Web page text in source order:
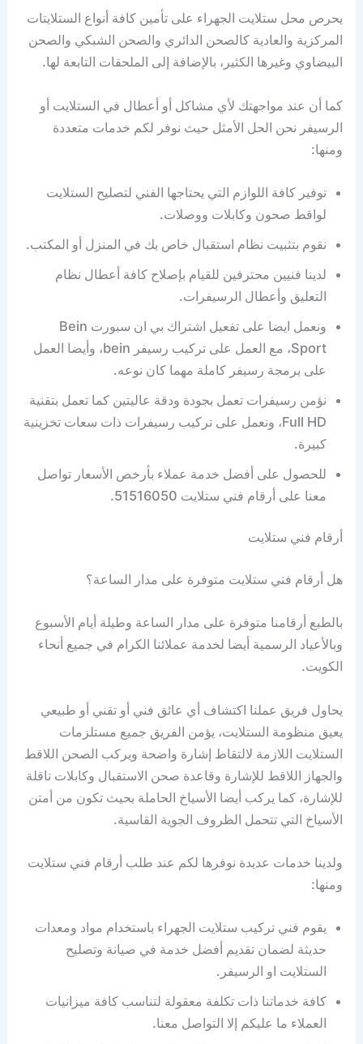
يحرص محل ستلايت الجهراء على تأمين كافة أنواع الستلايتات
المركزية والعادية كالصحن الدائري والصحن الشبكي والصحن
البيضاوي وغيرها الكثير، بالإضافة إلى الملحقات التابعة لها.
كما أن عند مواجهتك لأي مشاكل أو أعطال في الستلايت أو
الرسيفر نحن الحل الأمثل حيث نوفر لكم خدمات متعددة
ومنها:
توفير كافة اللوازم التي يحتاجها الفني لتصليح الستلايت
لواقط صحون وكابلات ووصلات.
نقوم بتثبيت نظام استقبال خاص بك في المنزل أو المكتب.
لدينا فنيين محترفين للقيام بإصلاح كافة أعطال نظام
التعليق وأعطال الرسيفرات.
ونعمل ايضا على تفعيل اشتراك بي ان سبورت Bein
Sport، مع العمل على تركيب رسيفر bein، وأيضا العمل
على برمجة رسيفر كاملة مهما كان نوعه.
نؤمن رسيفرات تعمل بجودة ودقة عاليتين كما تعمل بتقنية
Full HD، ونعمل على تركيب رسيفرات ذات سعات تخزينية
كبيرة.
للحصول على أفضل خدمة عملاء بأرخص الأسعار تواصل
معنا على أرقام فني ستلايت 51516050.
أرقام فني ستلايت
هل أرقام فني ستلايت متوفرة على مدار الساعة؟
بالطبع أرقامنا متوفرة على مدار الساعة وطيلة أيام الأسبوع
وبالأعياد الرسمية أيضا لخدمة عملائنا الكرام في جميع أنحاء
الكويت.
يحاول فريق عملنا اكتشاف أي عائق فني أو تقني أو طبيعي
يعيق منظومة الستلايت، يؤمن الفريق جميع مستلزمات
الستلايت اللازمة لالتقاط إشارة واضحة ويركب الصحن اللاقط
والجهاز اللاقط للإشارة وقاعدة صحن الاستقبال وكابلات ناقلة
للإشارة، كما يركب أيضا الأسياخ الحاملة بحيث تكون من أمتن
الأسياخ التي تتحمل الظروف الجوية القاسية.
ولدينا خدمات عديدة نوفرها لكم عند طلب أرقام فني ستلايت
ومنها:
يقوم فني تركيب ستلايت الجهراء باستخدام مواد ومعدات
حديثة لضمان تقديم أفضل خدمة في صيانة وتصليح
الستلايت او الرسيفر.
كافة خدماتنا ذات تكلفة معقولة لتناسب كافة ميزانيات
العملاء ما عليكم إلا التواصل معنا.